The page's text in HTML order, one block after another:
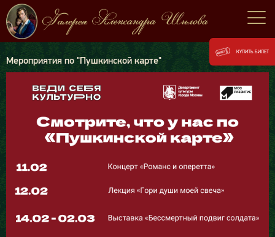
Мероприятия по "Пушкинской карте"
КУПИТЬ БИЛЕТ